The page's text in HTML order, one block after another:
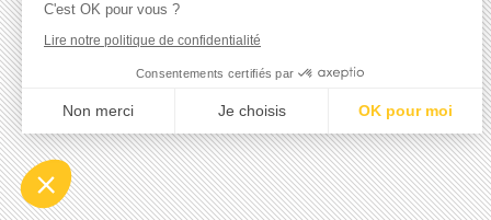
C'est OK pour vous ?
Lire notre politique de confidentialité
Consentements certifiés par
Non merci Je choisis OK pour moi
Axeptio consent
Plateforme de Gestion du Consentement : Personnalisez
Notre plateforme vous permet d'adapter et de gérer vos